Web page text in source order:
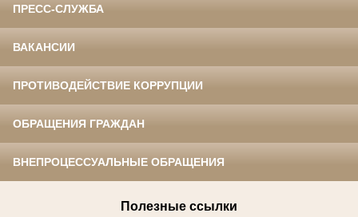
ПРЕСС-СЛУЖБА
ВАКАНСИИ
ПРОТИВОДЕЙСТВИЕ КОРРУПЦИИ
ОБРАЩЕНИЯ ГРАЖДАН
ВНЕПРОЦЕССУАЛЬНЫЕ ОБРАЩЕНИЯ
Полезные ссылки